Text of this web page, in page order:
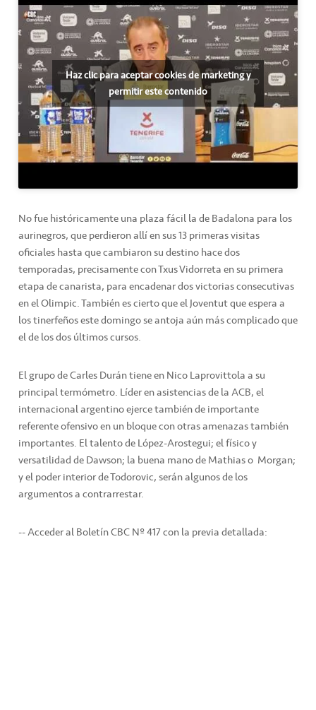
Haz clic para aceptar cookies de marketing y
permitir este contenido
No fue históricamente una plaza fácil la de Badalona para los
aurinegros, que perdieron allí en sus 13 primeras visitas
oficiales hasta que cambiaron su destino hace dos
temporadas, precisamente con Txus Vidorreta en su primera
etapa de canarista, para encadenar dos victorias consecutivas
en el Olimpic. También es cierto que el Joventut que espera a
los tinerfeños este domingo se antoja aún más complicado que
el de los dos últimos cursos.
El grupo de Carles Durán tiene en Nico Laprovittola a su
principal termómetro. Líder en asistencias de la ACB, el
internacional argentino ejerce también de importante
referente ofensivo en un bloque con otras amenazas también
importantes. El talento de López-Arostegui; el físico y
versatilidad de Dawson; la buena mano de Mathias o Morgan;
y el poder interior de Todorovic, serán algunos de los
argumentos a contrarrestar.
-- Acceder al Boletín CBC Nº 417 con la previa detallada: